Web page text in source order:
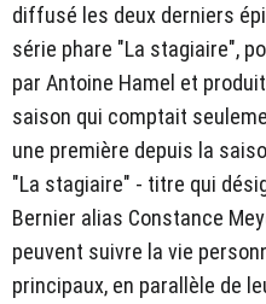
diffusé les deux derniers
série phare "La stagiaire",
par Antoine Hamel et
saison qui comptait
une première depuis la
"La stagiaire" - titre qui
Bernier alias Constance
peuvent suivre la vie
principaux, en parallèle de